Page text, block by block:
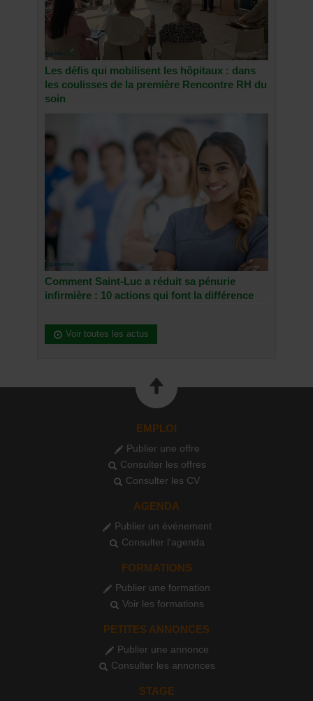
Les défis qui mobilisent les hôpitaux : dans
les coulisses de la première Rencontre RH du
soin
Comment Saint-Luc a réduit sa pénurie
infirmière : 10 actions qui font la différence
Voir toutes les actus
EMPLOI
Publier une offre
Consulter les offres
Consulter les CV
AGENDA
Publier un événement
Consulter l'agenda
FORMATIONS
Publier une formation
Voir les formations
PETITES ANNONCES
Publier une annonce
Consulter les annonces
STAGE